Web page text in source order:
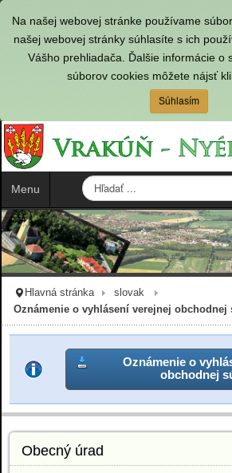
Na našej webovej stránke používame
našej webovej stránky súhlasíte s ich
Vášho prehliadača. Ďalšie informácie o
súborov cookies môžete nájsť
Súhlasím
Menu
H
ľ
a
d
a
ť
.
.
.
Hlavná stránka
slovak
Oznámenie o vyhlásení verejnej obchodnej
Oznámenie o
obchodnej
Obecný úrad